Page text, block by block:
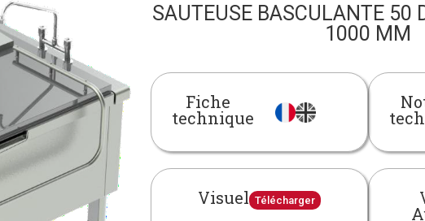
SAUTEUSE BASCULANTE 50
1000 MM
Fiche
technique
Visuel Télécharger